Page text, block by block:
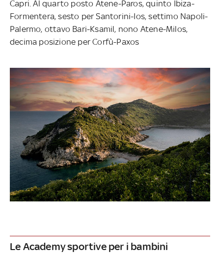
Capri. Al quarto posto Atene-Paros, quinto Ibiza-
Formentera, sesto per Santorini-Ios, settimo Napoli-
Palermo, ottavo Bari-Ksamil, nono Atene-Milos,
decima posizione per Corfù-Paxos
Le Academy sportive per i bambini